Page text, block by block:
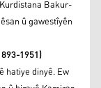
Bakur-
û gawestîyên
1951)
hatiye dinyê. Ew